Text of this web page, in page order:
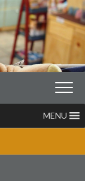
MENU